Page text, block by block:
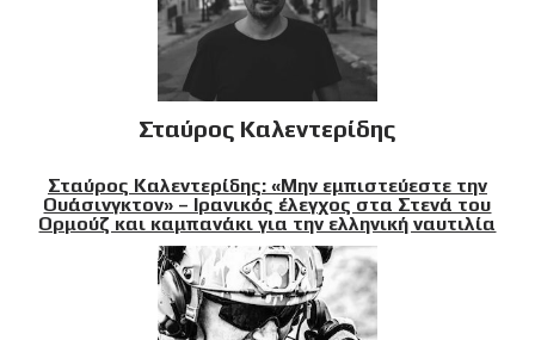
Σταύρος Καλεντερίδης
Σταύρος Καλεντερίδης: «Μην εμπιστεύεστε την
Ουάσινγκτον» – Ιρανικός έλεγχος στα Στενά του
Ορμούζ και καμπανάκι για την ελληνική ναυτιλία